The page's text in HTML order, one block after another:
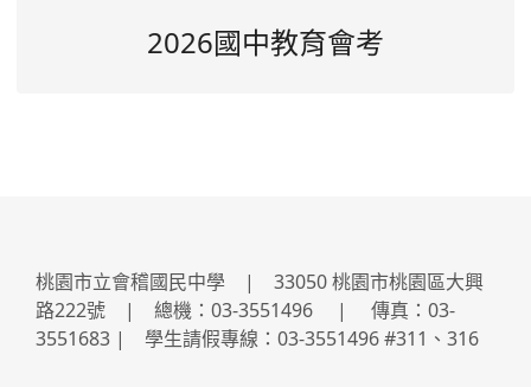
2026國中教育會考
桃園市立會稽國民中學 | 33050 桃園市桃園區大興
路222號 | 總機：03-3551496 | 傳真：03-
3551683 | 學生請假專線：03-3551496 #311、316